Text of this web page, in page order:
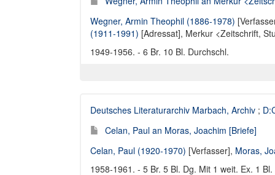
Wegner, Armin Theophil (1886-1978)
(1911-1991) [Adressat], Merkur <Zeitschrift,
1949-1956. - 6 Br. 10 Bl. Durchschl.
Deutsches Literaturarchiv Marbach, Archiv ;
Celan, Paul an Moras, Joachim [Briefe]
Celan, Paul (1920-1970) [Verfasser], Moras,
1958-1961. - 5 Br. 5 Bl. Dg. Mit 1 weit. Ex. 1 Bl.